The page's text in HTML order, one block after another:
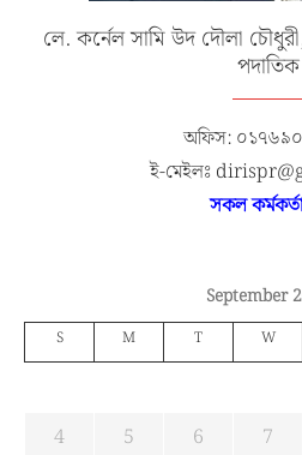
লে. কর্নেল সামি উদ দৌলা
পদাতিক
অফিস:
ই-মেইলঃ
সকল
September
S M T W
4
5 6 7